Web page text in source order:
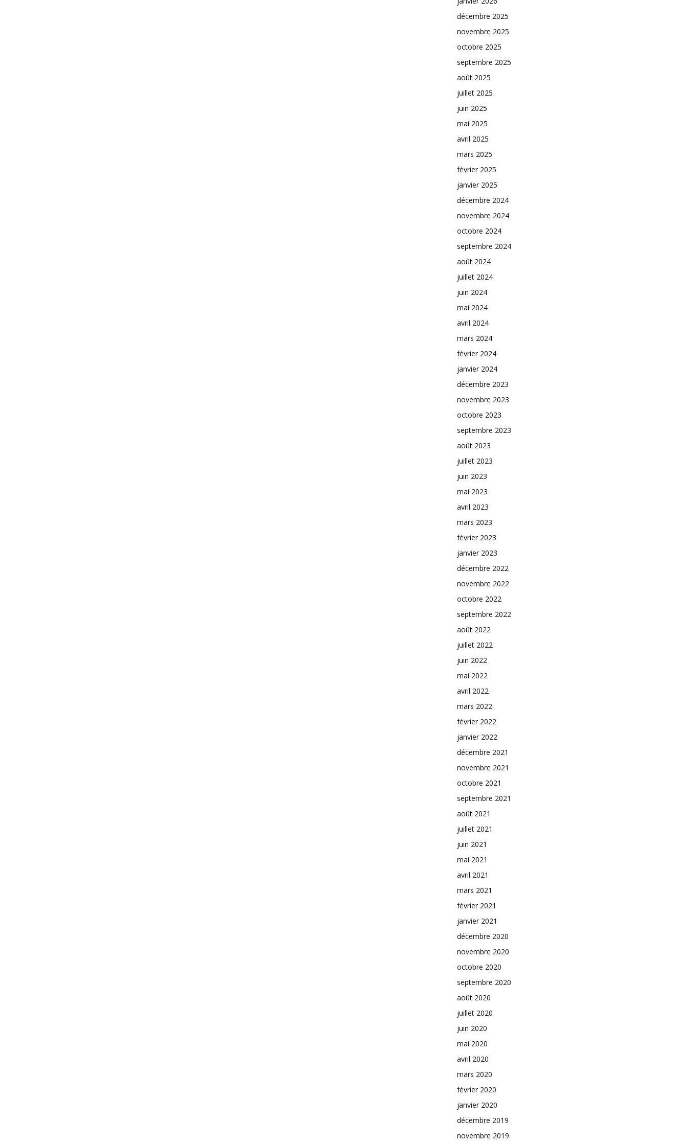
décembre 2025
novembre 2025
octobre 2025
septembre 2025
août 2025
juillet 2025
juin 2025
mai 2025
avril 2025
mars 2025
février 2025
janvier 2025
décembre 2024
novembre 2024
octobre 2024
septembre 2024
août 2024
juillet 2024
juin 2024
mai 2024
avril 2024
mars 2024
février 2024
janvier 2024
décembre 2023
novembre 2023
octobre 2023
septembre 2023
août 2023
juillet 2023
juin 2023
mai 2023
avril 2023
mars 2023
février 2023
janvier 2023
décembre 2022
novembre 2022
octobre 2022
septembre 2022
août 2022
juillet 2022
juin 2022
mai 2022
avril 2022
mars 2022
février 2022
janvier 2022
décembre 2021
novembre 2021
octobre 2021
septembre 2021
août 2021
juillet 2021
juin 2021
mai 2021
avril 2021
mars 2021
février 2021
janvier 2021
décembre 2020
novembre 2020
octobre 2020
septembre 2020
août 2020
juillet 2020
juin 2020
mai 2020
avril 2020
mars 2020
février 2020
janvier 2020
décembre 2019
novembre 2019